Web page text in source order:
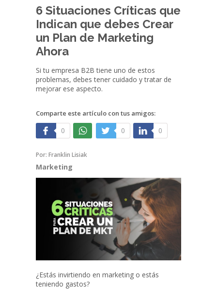
6 Situaciones Críticas que
Indican que debes Crear
un Plan de Marketing
Ahora
Si tu empresa B2B tiene uno de estos
problemas, debes tener cuidado y tratar de
mejorar ese aspecto.
Comparte este artículo con tus amigos:
0 0 0
Por: Franklin Lisiak
Marketing
¿Estás invirtiendo en marketing o estás
teniendo gastos?